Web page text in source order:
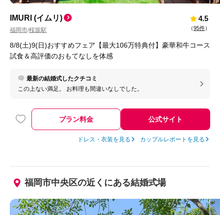
IMURI (イムリ)
福岡市/桜坂駅
4.5
（95件）
8/8(土)9(日)おすすめフェア【最大106万特典付】豪華和牛コース
試食＆高評価のおもてなしを体感
最新の結婚式したクチコミ
この上ない満足。 お料理も間違いなしでした。
プラン料金 公式サイト
ドレス・衣装を見る カップルレポートを見る
福岡市中央区の近くにある結婚式場